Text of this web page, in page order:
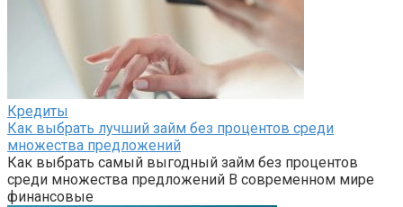
Кредиты
Как выбрать лучший займ без процентов среди
множества предложений
Как выбрать самый выгодный займ без процентов
среди множества предложений В современном мире
финансовые